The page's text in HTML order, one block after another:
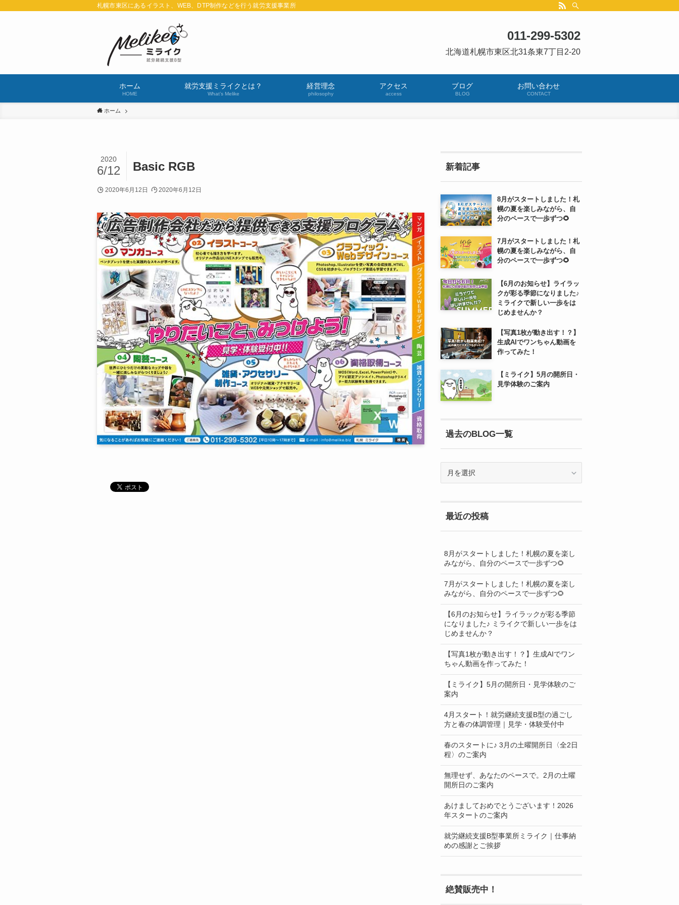
札幌市東区にあるイラスト、WEB、DTP制作などを行う就労支援事業所
ホーム
HOME
就労支援ミライクとは？
What’s Melike
経営理念
philosophy
アクセス
access
ブログ
BLOG
お問い合わせ
CONTACT
011-299-5302
北海道札幌市東区北31条東7丁目2-20
ホーム
Basic RGB
2020
6/12
2020年6月12日 2020年6月12日
新着記事
8月がスタートしました！札
幌の夏を楽しみながら、自
分のペースで一歩ずつ🌻
7月がスタートしました！札
幌の夏を楽しみながら、自
分のペースで一歩ずつ🌻
【6月のお知らせ】ライラッ
クが彩る季節になりました♪
ミライクで新しい一歩をは
じめませんか？
【写真1枚が動き出す！？】
生成AIでワンちゃん動画を
作ってみた！
【ミライク】5月の開所日・
見学体験のご案内
過去のBLOG一覧
BLOG
覧
最近の投稿
8月がスタートしました！札幌の夏を楽し
みながら、自分のペースで一歩ずつ🌻
7月がスタートしました！札幌の夏を楽し
みながら、自分のペースで一歩ずつ🌻
【6月のお知らせ】ライラックが彩る季節
になりました♪ ミライクで新しい一歩をは
じめませんか？
【写真1枚が動き出す！？】生成AIでワン
ちゃん動画を作ってみた！
【ミライク】5月の開所日・見学体験のご
案内
4月スタート！就労継続支援B型の過ごし
方と春の体調管理｜見学・体験受付中
春のスタートに♪ 3月の土曜開所日〈全2日
程〉のご案内
無理せず、あなたのペースで。2月の土曜
開所日のご案内
あけましておめでとうございます！2026
年スタートのご案内
就労継続支援B型事業所ミライク｜仕事納
めの感謝とご挨拶
絶賛販売中！